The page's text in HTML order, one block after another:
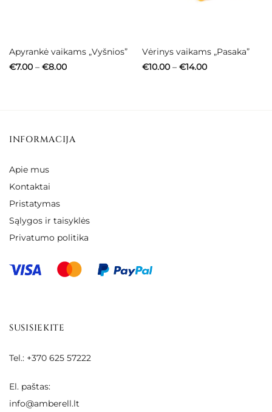
Apyrankė vaikams „Vyšnios”
€7.00 – €8.00Price
Vėrinys vaikams „Pasaka”
€10.00 – €14.00Price
INFORMACIJA
Apie mus
Kontaktai
Pristatymas
Sąlygos ir taisyklės
Privatumo politika
SUSISIEKITE
Tel.: +370 625 57222
El. paštas:
info@amberell.lt